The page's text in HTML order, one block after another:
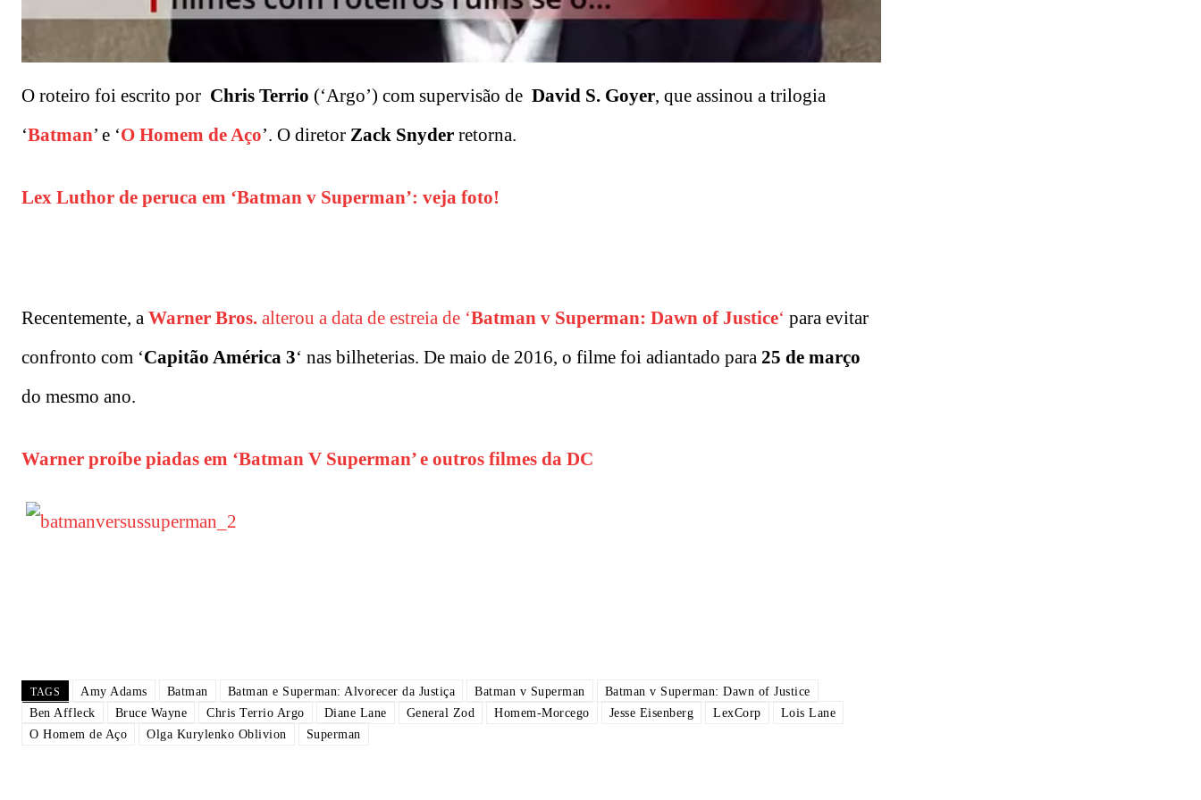
O roteiro foi escrito por Chris Terrio (‘Argo’) com supervisão de David S. Goyer, que assinou a trilogia
‘Batman’ e ‘O Homem de Aço’. O diretor Zack Snyder retorna.
Lex Luthor de peruca em ‘Batman v Superman’: veja foto!
Recentemente, a Warner Bros. alterou a data de estreia de ‘Batman v Superman: Dawn of Justice‘ para evitar
confronto com ‘Capitão América 3‘ nas bilheterias. De maio de 2016, o filme foi adiantado para 25 de março
do mesmo ano.
Warner proíbe piadas em ‘Batman V Superman’ e outros filmes da DC
TAGS Amy Adams Batman Batman e Superman: Alvorecer da Justiça Batman v Superman
Batman v Superman: Dawn of Justice
Ben Affleck
Bruce Wayne Chris Terrio Argo Diane Lane General Zod Homem-Morcego Jesse Eisenberg LexCorp
Lois Lane
O Homem de Aço
Olga Kurylenko Oblivion Superman